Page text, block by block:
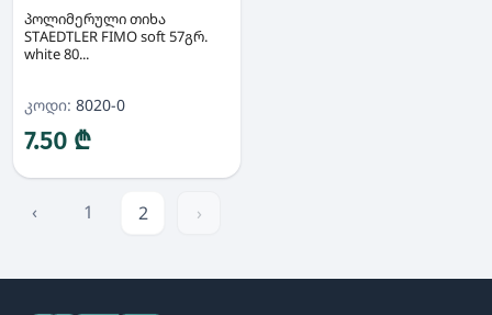
პოლიმერული თიხა
STAEDTLER FIMO soft 57გრ.
white 80...
კოდი: 8020-0
7.50 ₾
‹ 1 2 ›